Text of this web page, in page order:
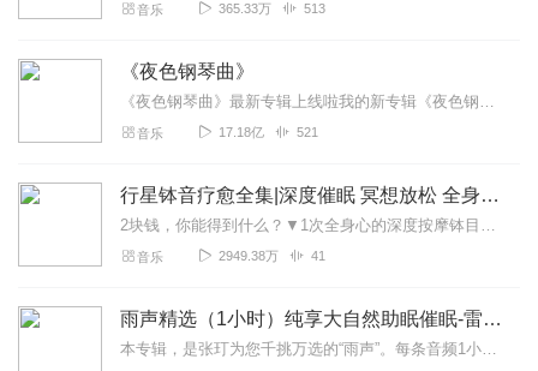
音乐 365.33万 513
《夜色钢琴曲》
《夜色钢琴曲》最新专辑上线啦我的新专辑《夜色钢琴曲最新专辑》（点击跳转）已经上线，新专辑是《夜色钢琴曲》的升级版，我精选了诸多经典原创作品与大家分享，愿未来...
音乐 17.18亿 521
行星钵音疗愈全集|深度催眠 冥想放松 全身心深度按摩
2块钱，你能得到什么？▼1次全身心的深度按摩钵目前已广泛地被应用于美容Spa和按摩养生馆的疗程中，许多疗愈师使用铜钵在身体上，发现5分钟铜钵按摩的深度放松，效...
音乐 2949.38万 41
雨声精选（1小时）纯享大自然助眠催眠-雷雨声，下雨
本专辑，是张玎为您千挑万选的“雨声”。每条音频1小时，中间没有打扰。有轻柔细雨、淅淅沥沥；雨滴入水，滴答作响；隐隐雷声，隆隆为伴；流水潺潺，映入耳畔。这里没有音...